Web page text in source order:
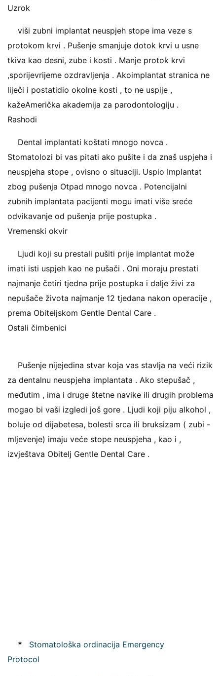
Uzrok
viši zubni implantat neuspjeh stope ima veze s
protokom krvi . Pušenje smanjuje dotok krvi u usne
tkiva kao desni, zube i kosti . Manje protok krvi
,sporijevrijeme ozdravljenja . Akoimplantat stranica ne
liječi i postatidio okolne kosti , to ne uspije ,
kažeAmerička akademija za parodontologiju .
Rashodi
Dental implantati koštati mnogo novca .
Stomatolozi bi vas pitati ako pušite i da znaš uspjeha i
neuspjeha stope , ovisno o situaciji. Uspio Implantat
zbog pušenja Otpad mnogo novca . Potencijalni
zubnih implantata pacijenti mogu imati više sreće
odvikavanje od pušenja prije postupka .
Vremenski okvir
Ljudi koji su prestali pušiti prije implantat može
imati isti uspjeh kao ne pušači . Oni moraju prestati
najmanje četiri tjedna prije postupka i dalje živi za
nepušače života najmanje 12 tjedana nakon operacije ,
prema Obiteljskom Gentle Dental Care .
Ostali čimbenici
Pušenje nijejedina stvar koja vas stavlja na veći rizik
za dentalnu neuspjeha implantata . Ako stepušač ,
međutim , ima i druge štetne navike ili drugih problema
mogao bi vaši izgledi još gore . Ljudi koji piju alkohol ,
boluje od dijabetesa, bolesti srca ili bruksizam ( zubi -
mljevenje) imaju veće stope neuspjeha , kao i ,
izvještava Obitelj Gentle Dental Care .
*
Stomatološka ordinacija Emergency
Protocol